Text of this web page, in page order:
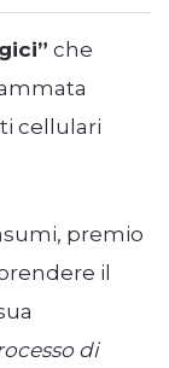
che
cellulari
premio
il
di